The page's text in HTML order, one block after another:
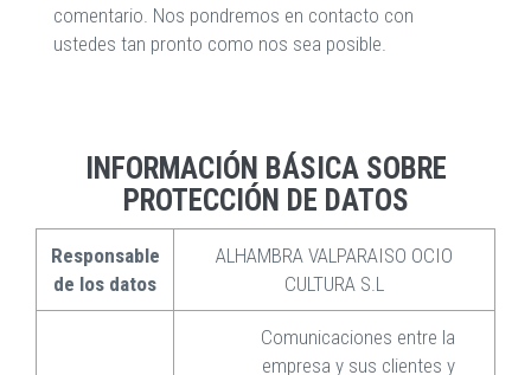
comentario. Nos pondremos en contacto con
ustedes tan pronto como nos sea posible.
INFORMACIÓN BÁSICA SOBRE
PROTECCIÓN DE DATOS
Responsable
de los datos
ALHAMBRA VALPARAISO OCIO
CULTURA S.L
Comunicaciones entre la
empresa y sus clientes y